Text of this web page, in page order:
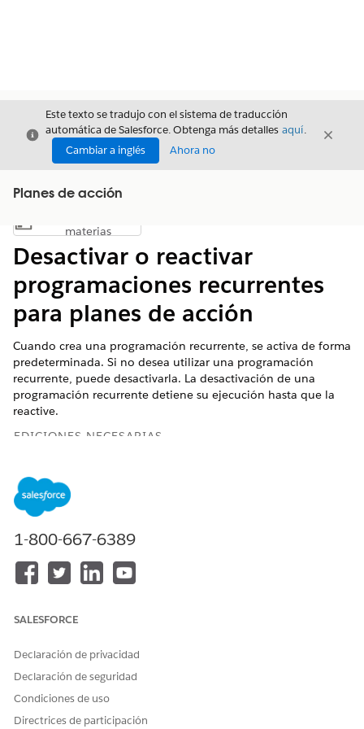
Cerrar
Este texto se tradujo con el sistema de traducción
automática de Salesforce. Obtenga más detalles aquí.
Cambiar a inglés
Ahora no
Cerrar
Planes de acción
Mostrar índice de materias
materias
Desactivar o reactivar
programaciones recurrentes
para planes de acción
Cuando crea una programación recurrente, se activa de forma
predeterminada. Si no desea utilizar una programación
recurrente, puede desactivarla. La desactivación de una
programación recurrente detiene su ejecución hasta que la
reactive.
EDICIONES NECESARIAS
Disponible en: Lightning Experience
Disponible en: Automotive Cloud, Consumer Goods Cloud,
Education Cloud, Financial Services Cloud, Government
Cloud con Lightning Scheduler, Health Cloud,
Manufacturing Cloud, Nonprofit Cloud y Soluciones del
sector público. Ver disponibilidad de edición
1-800-667-6389
SALESFORCE
Declaración de privacidad
Declaración de seguridad
Condiciones de uso
Directrices de participación